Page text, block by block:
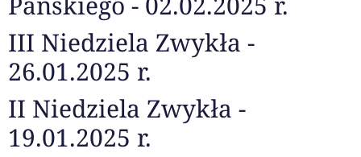
III Niedziela Zwykła -
26.01.2025 r.
II Niedziela Zwykła -
19.01.2025 r.